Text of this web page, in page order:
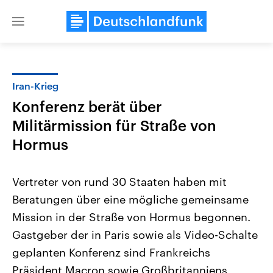
Close
Landtagswahl Sachsen-Anhalt
2026
Alle Informationen
Sachsen-Anhalt wählt am 6.
September 2026 einen neuen
Landtag. Seit 2021 wird das
Bundesland von einer Koalition aus
Aktuelle Beiträge,
Hintergründe
Wirtschaftlich und
gehören die Vereinigten
mit großem Einfluss auf
Iran-Krieg
Konferenz berät über
Militärmission für Straße von
Hormus
Vertreter von rund 30 Staaten haben mit
Beratungen über eine mögliche gemeinsame
Mission in der Straße von Hormus begonnen.
Gastgeber der in Paris sowie als Video-Schalte
geplanten Konferenz sind Frankreichs
Präsident Macron sowie Großbritanniens